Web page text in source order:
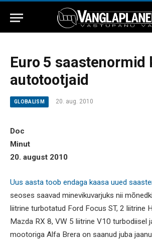
Euro 5 saastenormid
autotootjaid
GLOBALISM 20. aug. 2010
Doc
Minut
20. august 2010
Uus aasta toob endaga kaasa uued
seoses saavad minevikuvarjuks nii
liitrine turbotatud Ford Focus ST, 2 liitrine
Mazda RX 8, VW 5 liitrine V10 turbodiisel
mootoriga Alfa Brera on saanud juba